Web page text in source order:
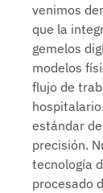
venimos
que la
gemelos
modelos
flujo de
hospitalario
estándar
precisión.
tecnología
procesado